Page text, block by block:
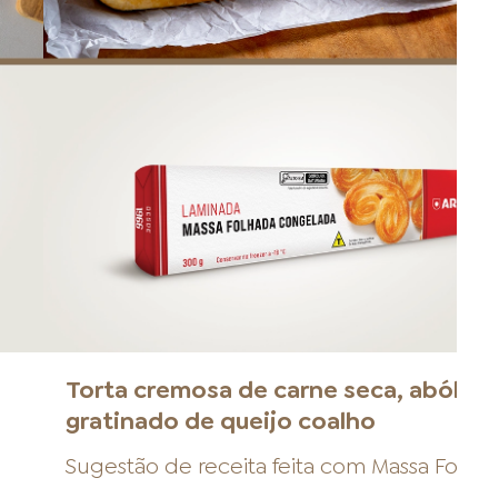
Torta cremosa de carne seca,
gratinado de queijo coalho
Sugestão de receita feita com Massa